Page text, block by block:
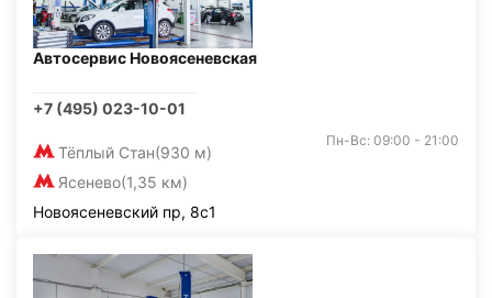
Автосервис Новоясеневская
+7 (495) 023-10-01
Тёплый Стан(930 м)
Ясенево(1,35 км)
Пн-Вс: 09:00 - 21:00
Новоясеневский пр, 8с1